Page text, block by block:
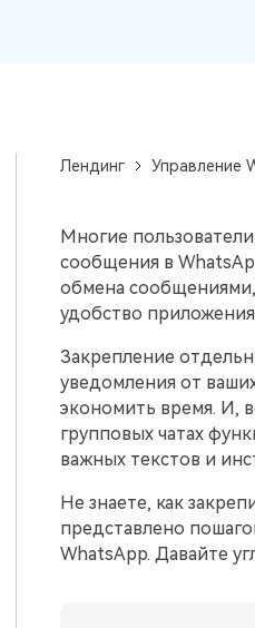
восстанавливайте
резервные копии.
Лендинг Управление
Многие
сообщения в
обмена
удобство
Закрепление
уведомления от
экономить время. И,
групповых чатах
важных текстов и
Не знаете, как
представлено
WhatsApp. Давайте